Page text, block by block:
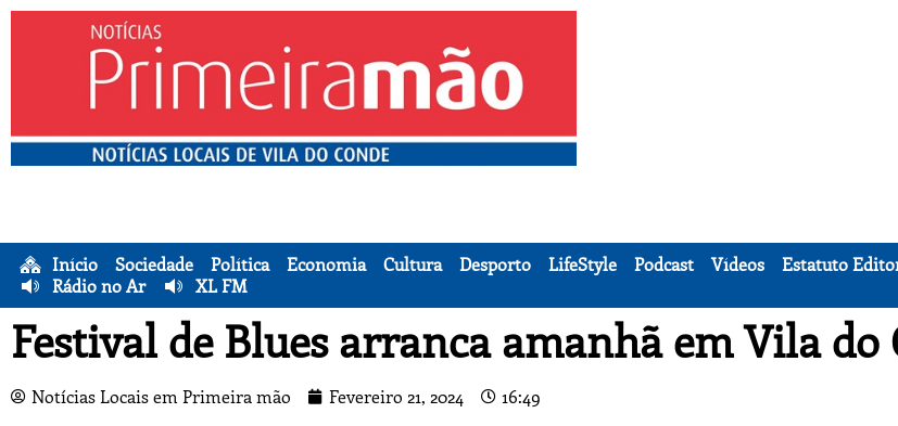
Início Sociedade Política Economia Cultura Desporto LifeStyle Podcast Vídeos Estatuto
Rádio no Ar
XL FM
Festival de Blues arranca amanhã em Vila do
Notícias Locais em Primeira mão Fevereiro 21, 2024 16:49